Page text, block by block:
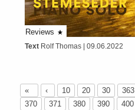
Reviews
Text Rolf Thomas | 09.06.2022
« ‹ 10 20 30 363
370
371 380 390 400